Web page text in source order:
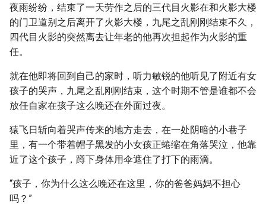
夜雨纷纷，结束了一天劳作之后的三代目火影在和火影大楼
的门卫道别之后离开了火影大楼，九尾之乱刚刚结束不久，
四代目火影的突然离去让年老的他再次担起作为火影的重
任。
就在他即将回到自己的家时，听力敏锐的他听见了附近有女
孩子的哭声，九尾之乱刚刚结束，这个时期不管是谁都不会
放任自家在孩子这么晚还在外面过夜。
猿飞日斩向着哭声传来的地方走去，在一处阴暗的小巷子
里，有一个带着帽子黑发的小女孩正蜷缩在角落哭泣，他靠
近了这个孩子，蹲下身体用伞遮住了打下的雨滴。
“孩子，你为什么这么晚还在这里，你的爸爸妈妈不担心
吗？”